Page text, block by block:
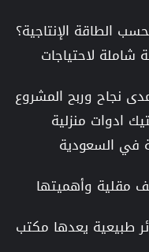
الطاقة الإنتاجية؟
لاحتياجات
نجاح وربح المشروع
ادوات منزلية
في السعودية
وأهميتها
طبيعية يعدها مكتب